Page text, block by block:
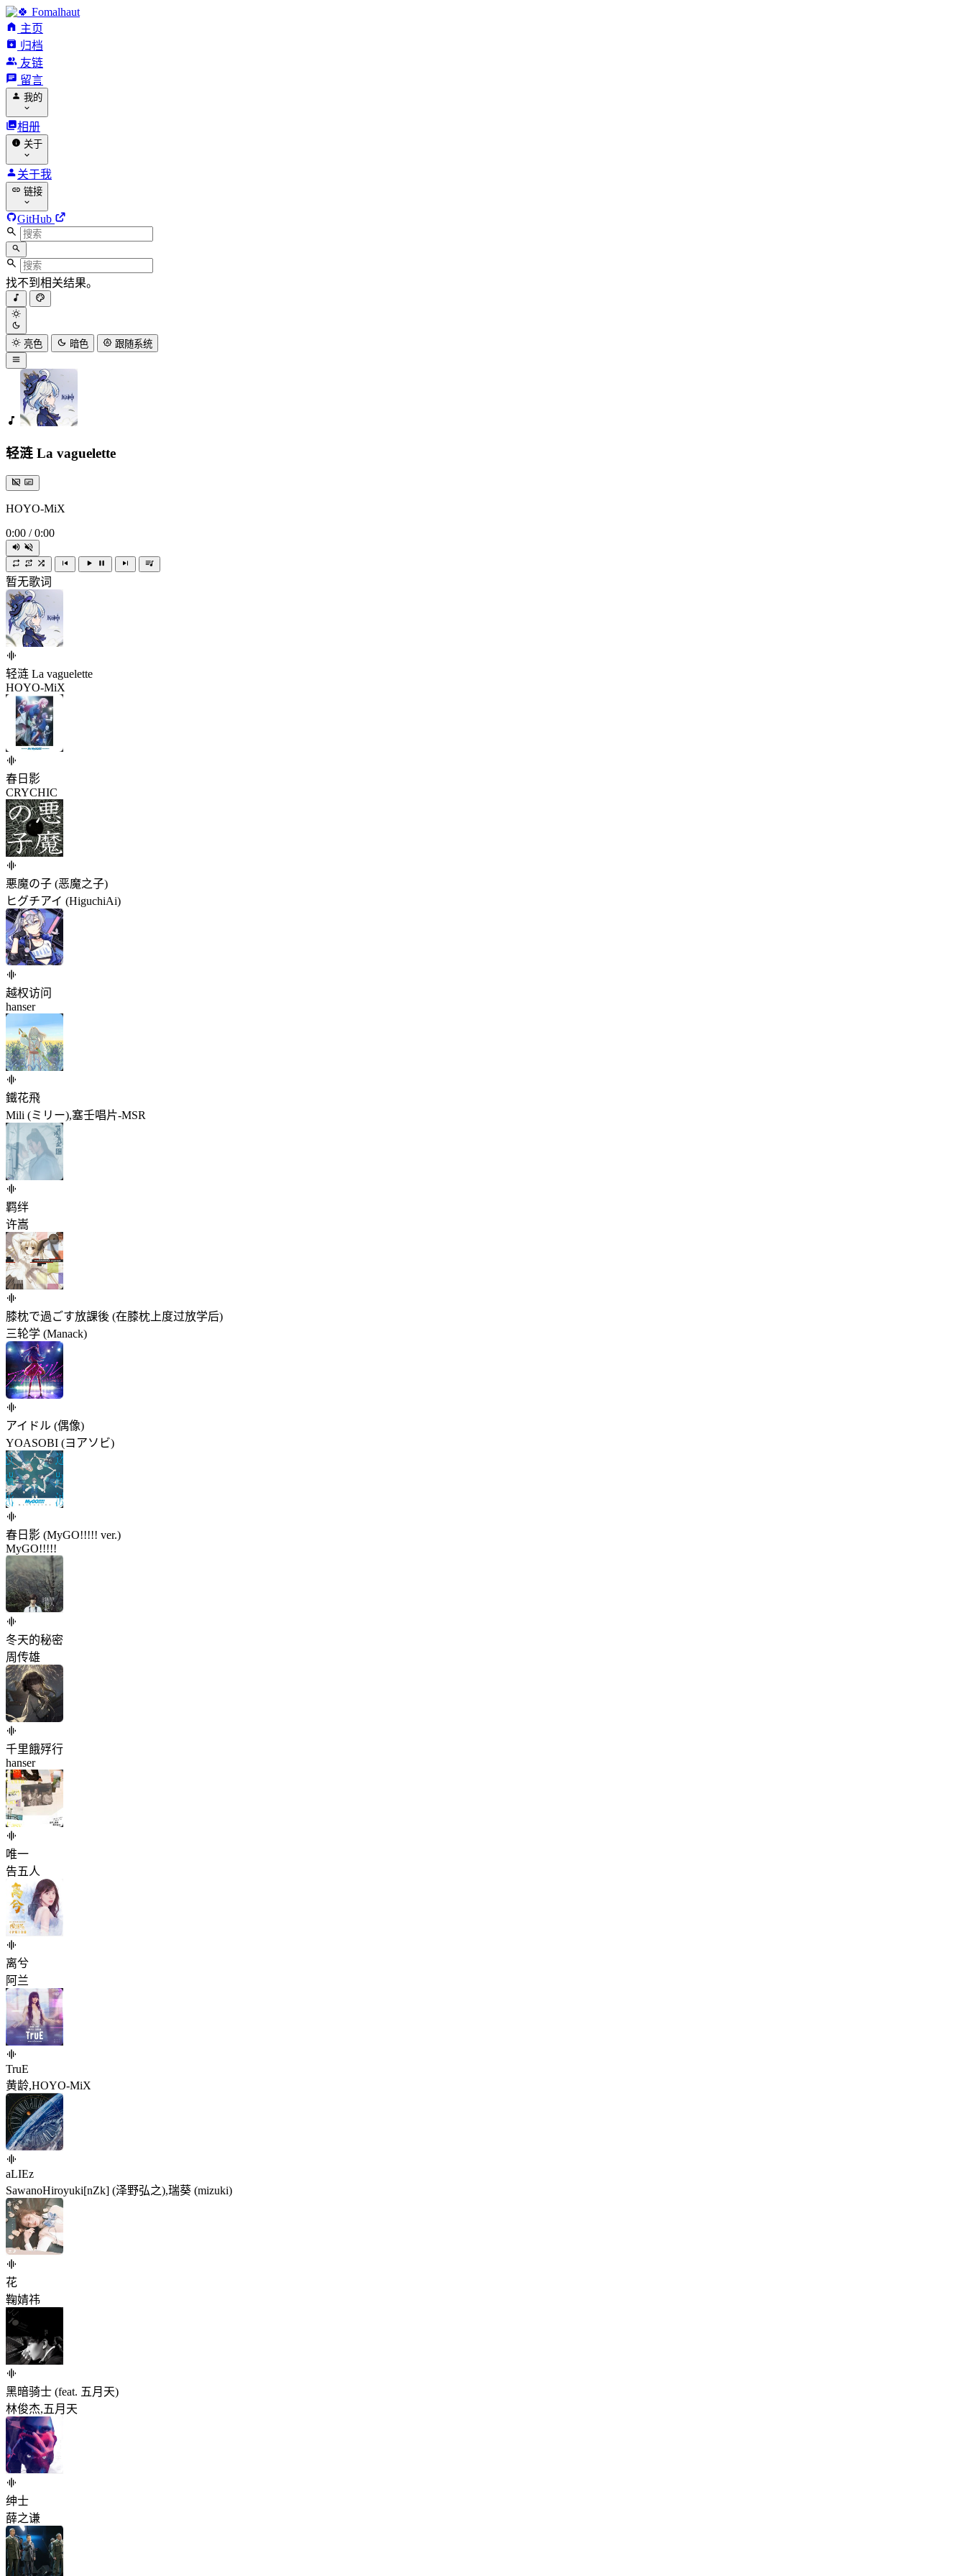
Fomalhaut
主页
归档
友链
留言
我的
相册
关于
关于我
链接
GitHub
找不到相关结果。
亮色 暗色 跟随系统
轻涟 La vaguelette
HOYO-MiX
0:00 / 0:00
暂无歌词
轻涟 La vaguelette
HOYO-MiX
春日影
CRYCHIC
悪魔の子 (恶魔之子)
ヒグチアイ (HiguchiAi)
越权访问
hanser
鐵花飛
Mili (ミリー),塞壬唱片-MSR
羁绊
许嵩
膝枕で過ごす放課後 (在膝枕上度过放学后)
三轮学 (Manack)
アイドル (偶像)
YOASOBI (ヨアソビ)
春日影 (MyGO!!!!! ver.)
MyGO!!!!!
冬天的秘密
周传雄
千里餓殍行
hanser
唯一
告五人
离兮
阿兰
TruE
黄龄,HOYO-MiX
aLIEz
SawanoHiroyuki[nZk] (泽野弘之),瑞葵 (mizuki)
花
鞠婧祎
黑暗骑士 (feat. 五月天)
林俊杰,五月天
绅士
薛之谦